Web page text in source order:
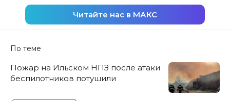
Читайте нас в МАКС
По теме
Пожар на Ильском НПЗ после атаки
беспилотников потушили